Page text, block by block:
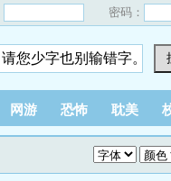
密码：
网游 恐怖 耽美